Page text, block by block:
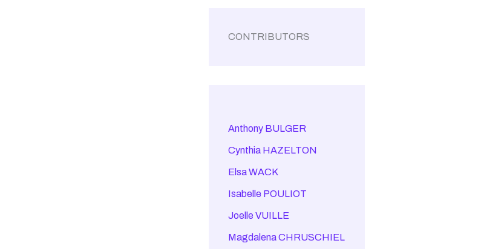
CONTRIBUTORS
Anthony BULGER
Cynthia HAZELTON
Elsa WACK
Isabelle POULIOT
Joelle VUILLE
Magdalena CHRUSCHIEL